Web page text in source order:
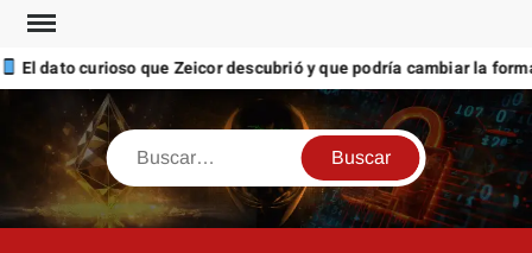
Saltar
contenido
curioso que Zeicor descubrió y que podría cambiar la forma en que
Buscar